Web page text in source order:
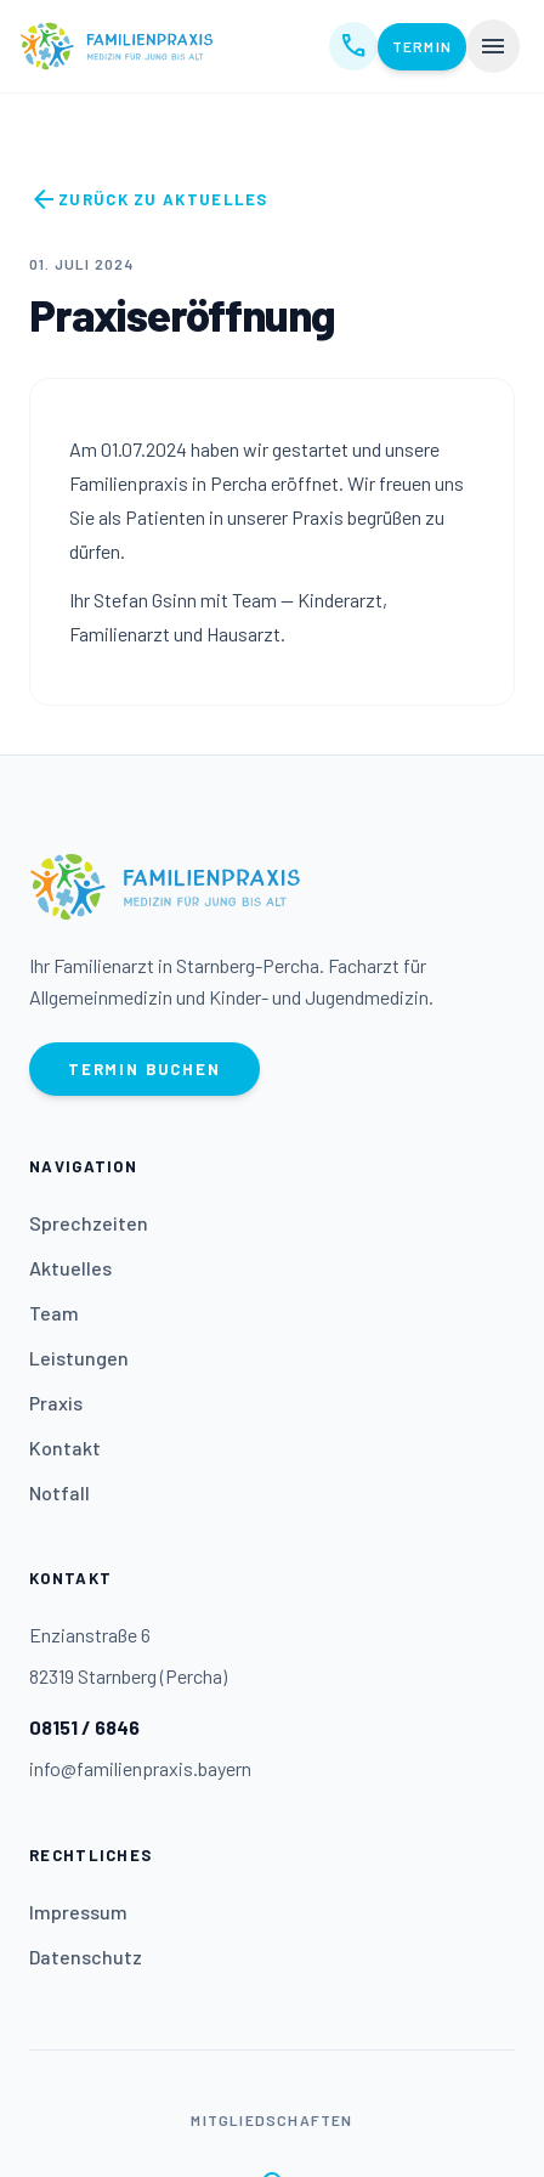
call TERMIN menu
arrow_back ZURÜCK ZU AKTUELLES
01. JULI 2024
Praxiseröffnung
Am 01.07.2024 haben wir gestartet und unsere
Familienpraxis in Percha eröffnet. Wir freuen uns
Sie als Patienten in unserer Praxis begrüßen zu
dürfen.
Ihr Stefan Gsinn mit Team — Kinderarzt,
Familienarzt und Hausarzt.
Ihr Familienarzt in Starnberg-Percha. Facharzt für
Allgemeinmedizin und Kinder- und Jugendmedizin.
TERMIN BUCHEN
NAVIGATION
Sprechzeiten
Aktuelles
Team
Leistungen
Praxis
Kontakt
Notfall
KONTAKT
Enzianstraße 6
82319 Starnberg (Percha)
08151 / 6846
info@familienpraxis.bayern
RECHTLICHES
Impressum
Datenschutz
MITGLIEDSCHAFTEN